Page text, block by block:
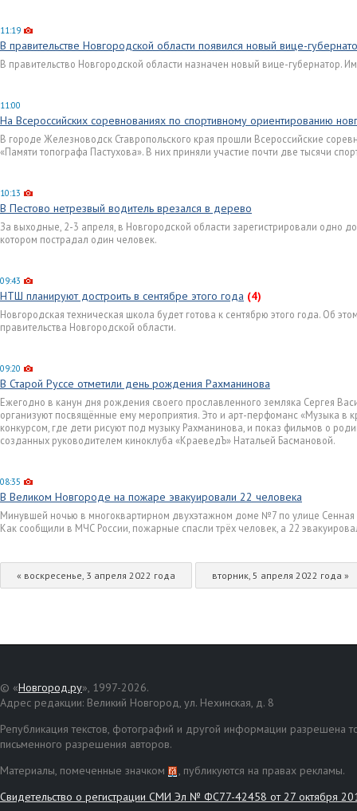
11:19
В правительстве Новгородской области появился новый вице-
В правительство Новгородской области назначен новый вице-губернатор.
11:00
На Всероссийских соревнованиях по спортивному ориентированию
В городе Железноводск Ставропольского края прошли Всероссийские
«Памяти топографа Пастухова». В них приняли участие почти две тысячи
10:13
В Пестово нетрезвый водитель врезался в дерево
За выходные, 2-3 апреля, в Новгородской области зарегистрировали одно
котором пострадал один человек.
09:43
НТШ планируют достроить в сентябре этого года (4)
Новгородская техническая школа будет готова к сентябрю этого года. Об
правительства Новгородской области.
09:20
В Старой Руссе отметили день рождения Рахманинова
Ежегодно в канун дня рождения своего прославленного земляка Сергея
организуют посвящённые ему мероприятия. Это и арт-перфоманс «Музыка в
конкурсом, где дети рисуют под музыку Рахманинова, и показ фильмов о
созданных руководителем киноклуба «КраеведЪ» Натальей Басмановой.
08:35
В Великом Новгороде на пожаре эвакуировали 22 человека
Минувшей ночью в многоквартирном двухэтажном доме №7 по улице
Как сообщили в МЧС России, пожарные спасли трёх человек, а 22
« воскресенье, 3 апреля 2022 года вторник, 5 апреля 2022 года »
© «Новгород.ру», 1997-2026.
Адрес редакции: Великий Новгород, ул. Нехинская, д. 8
Републикация текстов, фотографий и другой информации разрешена
письменного разрешения авторов.
Материалы, помеченные значком
, публикуются на правах рекламы.
Свидетельство о регистрации СМИ Эл № ФС77-42458 от 27 октября